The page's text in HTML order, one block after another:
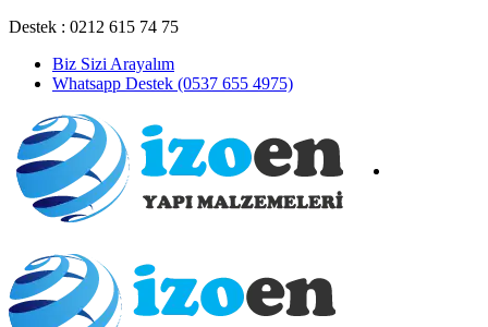
Destek : 0212 615 74 75
Biz Sizi Arayalım
Whatsapp Destek (0537 655 4975)